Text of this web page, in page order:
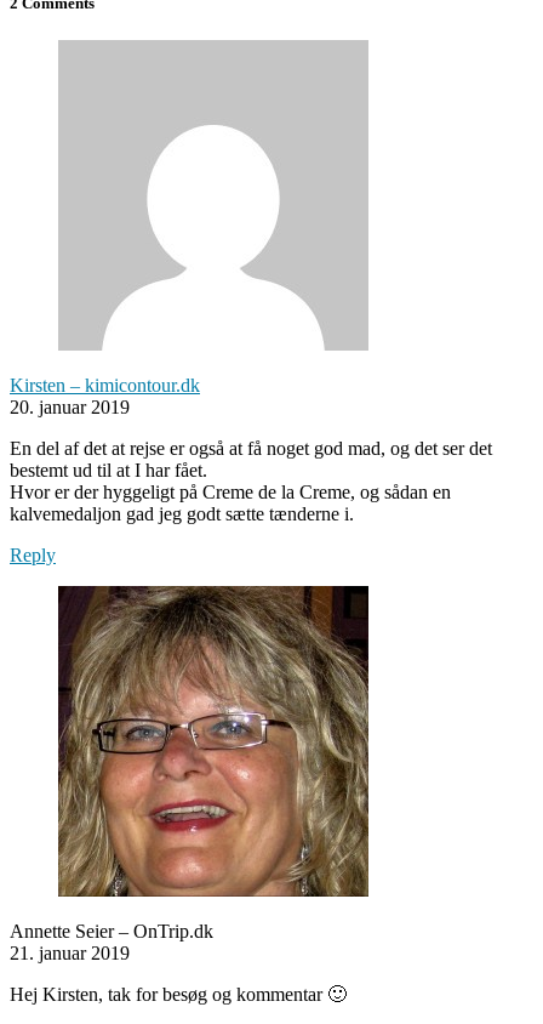
Kirsten – kimicontour.dk
20. januar 2019
En del af det at rejse er også at få noget god mad, og det ser det
bestemt ud til at I har fået.
Hvor er der hyggeligt på Creme de la Creme, og sådan en
kalvemedaljon gad jeg godt sætte tænderne i.
Reply
Annette Seier – OnTrip.dk
21. januar 2019
Hej Kirsten, tak for besøg og kommentar 🙂